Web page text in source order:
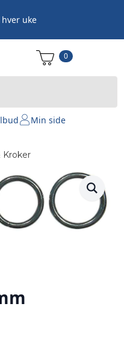
uke
0
Min side
Kroker